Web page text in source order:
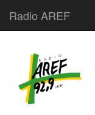
Radio AREF